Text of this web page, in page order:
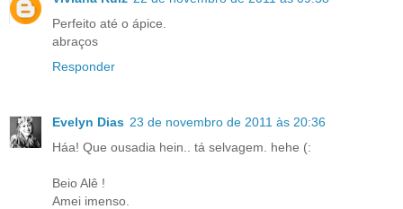
Perfeito até o ápice.
abraços
Responder
Evelyn Dias 23 de novembro de 2011 às 20:36
Háa! Que ousadia hein.. tá selvagem. hehe (:
Beio Alê !
Amei imenso.